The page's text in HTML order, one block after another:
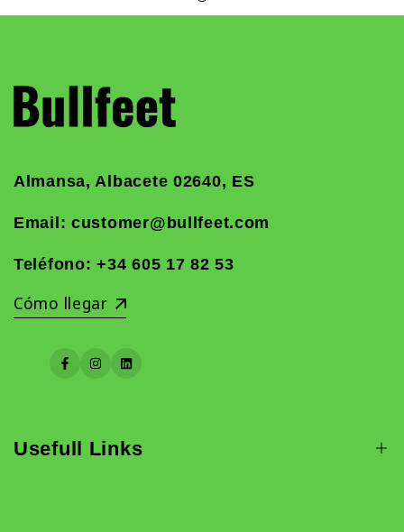
Almansa, Albacete 02640, ES
Email: customer@bullfeet.com
Teléfono:+34 605 17 82 53
Cómo llegar
Facebook
Instagram
LinkedIn
Usefull Links